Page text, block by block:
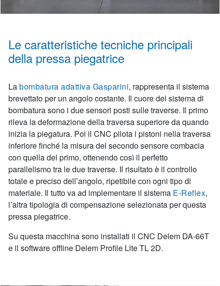
Le caratteristiche tecniche principali
della pressa piegatrice
Labombatura adattiva Gasparini, rappresenta il sistema
brevettato per un angolo costante. Il cuore del sistema di
bombatura sono i due sensori posti sulle traverse. Il primo
rileva la deformazione della traversa superiore da quando
inizia la piegatura. Poi il CNC pilota i pistoni nella traversa
inferiore finché la misura del secondo sensore combacia
con quella del primo, ottenendo così il perfetto
parallelismo tra le due traverse. Il risultato è il controllo
totale e preciso dell’angolo, ripetibile con ogni tipo di
materiale. Il tutto va ad implementare il sistema E-Reflex,
l’altra tipologia di compensazione selezionata per questa
pressa piegatrice.
Su questa macchina sono installati il CNC Delem DA-66T
e il software offline Delem Profile Lite TL 2D.